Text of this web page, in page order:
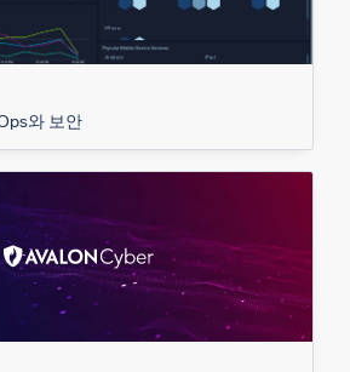
와 보안